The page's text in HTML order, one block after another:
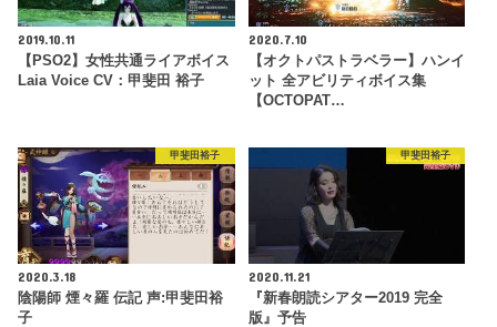
2019.10.11
【PSO2】女性共通ライアボイス
Laia Voice CV：甲斐田 裕子
2020.7.10
【オクトパストラベラー】ハンイ
ット 全アビリティボイス集
【OCTOPAT…
甲斐田裕子
2020.3.18
陰陽師 煙々羅 伝記 声:甲斐田裕
子
甲斐田裕子
2020.11.21
『新春朗読シアター2019 完全
版』予告